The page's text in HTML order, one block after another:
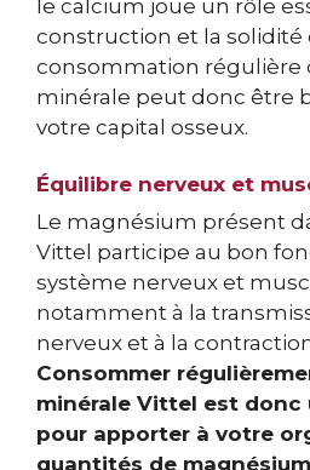
le calcium joue un rôle
construction et la solidité
consommation régulière
minérale peut donc être
votre capital osseux.
Équilibre nerveux et
Le magnésium présent
Vittel participe au bon
système nerveux et
notamment à la
nerveux et à la
Consommer
minérale Vittel est donc
pour apporter à votre
quantités de